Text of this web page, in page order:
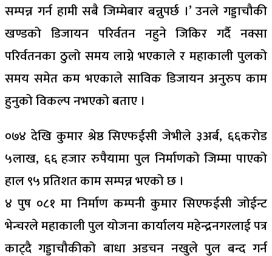
सम्पन्न गर्न हामी सबै जिम्मेबार बन्नुपर्छ ।’ उनले गड्डाचौकी
खण्डको डिजायन परिर्वतन नहुने जिकिर गर्दै नक्सा
परिर्वतनका ठुलो समय लाग्ने भएकाले र महाकाली पुलको
समय समेत कम भएकाले साविक डिजायन अनुरुप काम
हुनुको विकल्प नभएको बताए ।
०७४ देखि कुमार श्रेष्ठ सिएफईसी जेभीले ३अर्ब, ६६करोड
५लाख, ६६ हजार रुपैयामा पुल निर्माणको जिम्मा पाएको
हाल ९५ प्रतिशत काम सम्पन्न भएको छ ।
४ पुष ०८१ मा निर्माण कम्पनी कुमार सिएफईसी जोईन्ट
भेन्चरले महाकाली पुल योजना कार्यालय महेन्द्रनगरलाई पत्र
काट्दै गड्डाचौकीको बाधा अडचन नखुले पुल बन्द गर्न